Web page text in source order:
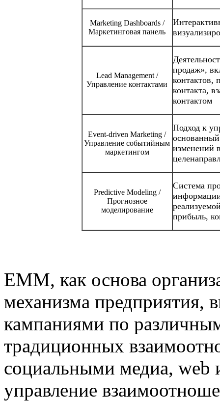
Marketing Dashboards /
Маркетинговая панель
Lead Management /
Управление контактами
продаж»,
контактов,
контакта,
контактом
Event-driven Marketing /
Управление событийным
маркетингом
Подход к
изменений
Predictive Modeling /
Прогнозное
моделирование
Система
прибыль,
ЕММ, как основа
механизма предприятия,
кампаниями по
традиционных
социальными медиа,
управление